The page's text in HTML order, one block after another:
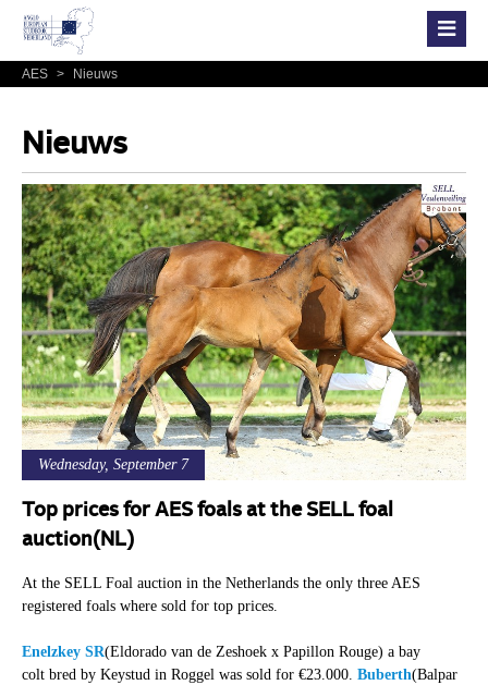
AES > Nieuws
Nieuws
Wednesday, September 7
Top prices for AES foals at the SELL foal
auction(NL)
At the SELL Foal auction in the Netherlands the only three AES
registered foals where sold for top prices.
Enelzkey SR(Eldorado van de Zeshoek x Papillon Rouge) a bay
colt bred by Keystud in Roggel was sold for €23.000. Buberth(Balpar